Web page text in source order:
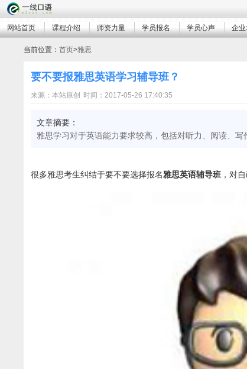
网站首页 课程介绍 师资力量 学员报名 学员心声 企业
当前位置：首页>雅思
要不要报雅思英语学习辅导班？
来源：本站原创 时间：2017-05-26 17:40:35
文章摘要：
雅思学习对于英语能力要求较高，包括对听力、阅读、
很多雅思考生纠结于要不要选择报名雅思英语辅导班 ，对